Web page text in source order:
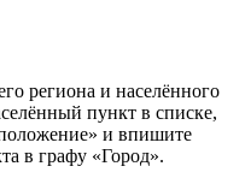
региона и населённого
пункт в списке,
и впишите
в графу «Город».